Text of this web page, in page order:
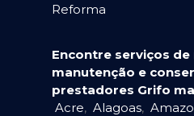
Reforma
Encontre serviços
manutenção e
prestadores Grifo
Acre, Alagoas,